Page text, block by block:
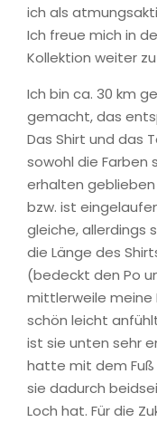
ich als
Ich freue mich in
Kollektion weiter
Ich bin ca. 30 km
gemacht, das
Das Shirt und das
sowohl die Farben
erhalten
bzw. ist
gleiche, allerdings
die Länge des
(bedeckt den Po
mittlerweile meine
schön leicht
ist sie unten sehr
hatte mit dem Fuß
sie dadurch
Loch hat. Für die